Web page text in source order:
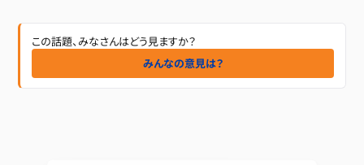
この話題、みなさんはどう見ますか？
みんなの意見は？